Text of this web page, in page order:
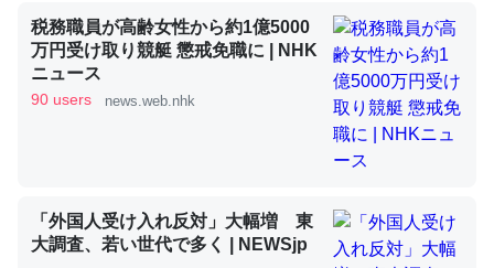
くらい。小説でいう「ずっと前の伏線」は回収されないけ
ど、短期記憶というには多い分量。進化すればするほど分
かりやすく強くなりそう
─GPTの仕組みと限界についての考察（１） - conceptualization
昆虫ってカルシウム少ないのか。知らんかった。調べたら
税務職員が高齢女性から約1億5000
万円受け取り競艇 懲戒免職に | NHK
ニュース
90 users news.web.nhk
「外国人受け入れ反対」大幅増 東
大調査、若い世代で多く | NEWSjp